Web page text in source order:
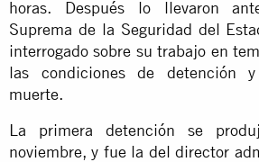
horas. Después lo llevaron
Suprema de la Seguridad del
interrogado sobre su trabajo en
las condiciones de detención
muerte.
La primera detención se
noviembre, y fue la del director